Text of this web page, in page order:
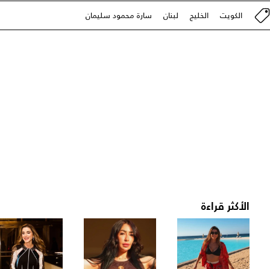
الكويت الخليج لبنان سارة محمود سليمان
الأكثر قراءة